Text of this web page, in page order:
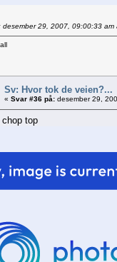
desember 29, 2007, 09:00:33 am
Sv: Hvor tok de veien?...
« Svar #36 på: desember 29,
top